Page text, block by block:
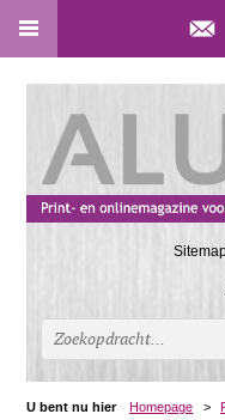
U bent nu hier Homepage >